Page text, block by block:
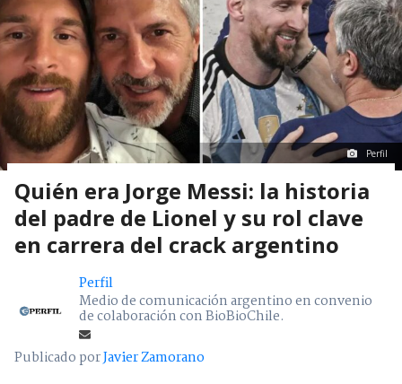
Perfil
Quién era Jorge Messi: la historia
del padre de Lionel y su rol clave
en carrera del crack argentino
Perfil
Medio de comunicación argentino en convenio
de colaboración con BioBioChile.
Publicado porJavier Zamorano